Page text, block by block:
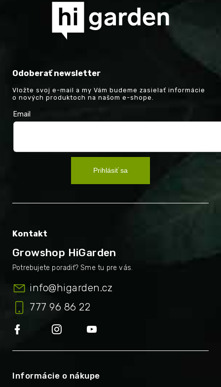
Odoberať newsletter
Vložte svoj e-mail a my Vám budeme zasielať informácie
o nových produktoch na našom e-shope.
Email
Prihlásiť sa
Kontakt
Growshop HiGarden
info@higarden.cz
777 96 86 22
Informácie o nákupe